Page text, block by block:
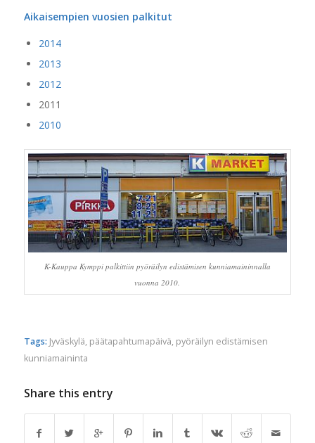
Aikaisempien vuosien palkitut
2014
2013
2012
2011
2010
K-Kauppa Kymppi palkittiin pyöräilyn edistämisen kunniamaininnalla
vuonna 2010.
Tags: Jyväskylä, päätapahtumapäivä, pyöräilyn edistämisen
kunniamaininta
Share this entry